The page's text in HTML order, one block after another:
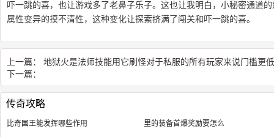
吓一跳的喜，也让游戏多了老鼻子乐子。这也让我明白，小秘密通道
属性变异的摸不清性，这种变化让探索挤满了闯关和吓一跳的喜。
上一篇： 地狱火是法师技能用它刷怪对于私服的所有玩家来说门槛更
下一篇：
传奇攻略
比奇国王能发挥哪些作用 里的装备首爆奖励要怎么